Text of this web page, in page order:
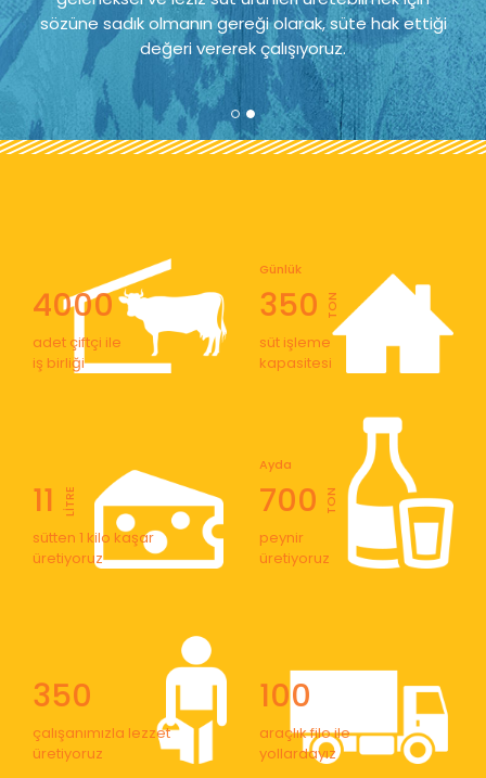
sözüne sadık olmanın gereği olarak, süte hak ettiği
değeri vererek çalışıyoruz.
4000
adet çiftçi ile
iş birliği
350
Günlük
TON
süt işleme
kapasitesi
11 LİTRE
sütten 1 kilo kaşar
üretiyoruz
700
Ayda
TON
peynir
üretiyoruz
350
çalışanımızla lezzet
üretiyoruz
100
araçlık filo ile
yollardayız